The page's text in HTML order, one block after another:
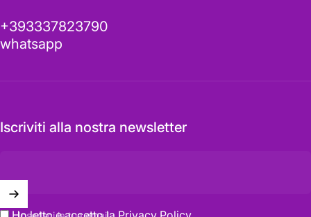
Vederla dal vivo fa la differenza
+393337823790
whatsapp
Iscriviti alla nostra newsletter